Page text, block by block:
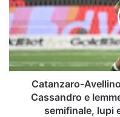
Serie
B:
Pontisso,
Cassandro
Iemmello
lanciano
giallorossi
Catanzaro-
Cassandro e
semifinale, lupi